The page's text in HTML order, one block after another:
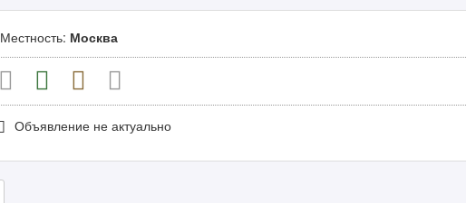
Местность: Москва
Объявление не актуально